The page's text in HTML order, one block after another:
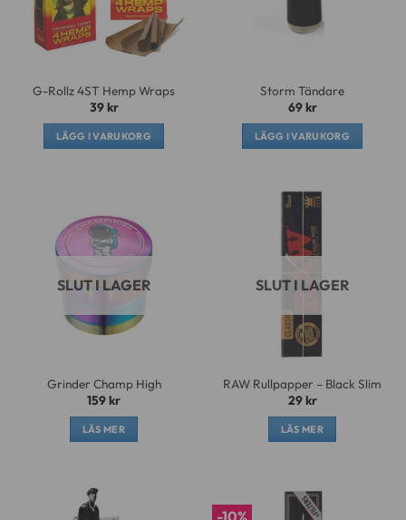
G-Rollz 4ST Hemp Wraps
39kr
LÄGG I VARUKORG
Storm Tändare
69kr
LÄGG I VARUKORG
SLUT I LAGER
Grinder Champ High
159kr
LÄS MER
SLUT I LAGER
RAW Rullpapper – Black Slim
29kr
LÄS MER
-10%